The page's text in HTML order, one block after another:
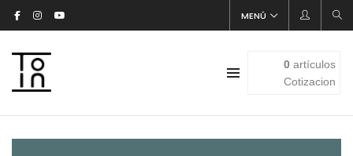
MENÚ
0artículos
Cotizacion